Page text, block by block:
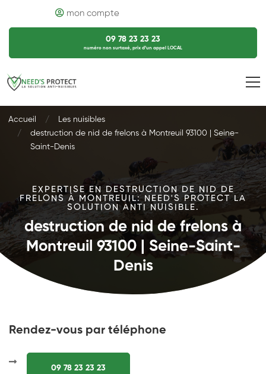
mon compte
09 78 23 23 23
numéro non surtaxé, prix d’un appel LOCAL
Accueil
Les nuisibles
destruction de nid de frelons à Montreuil 93100 | Seine-
Saint-Denis
EXPERTISE EN DESTRUCTION DE NID DE
FRELONS À MONTREUIL: NEED'S PROTECT LA
SOLUTION ANTI NUISIBLE.
destruction de nid de frelons à
Montreuil 93100 | Seine-Saint-
Denis
Rendez-vous par téléphone
09 78 23 23 23